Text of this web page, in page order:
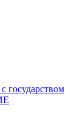
государством